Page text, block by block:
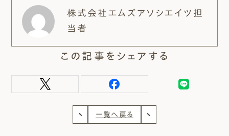
株式会社エムズアソシエイツ担
当者
この記事をシェアする
一覧へ戻る